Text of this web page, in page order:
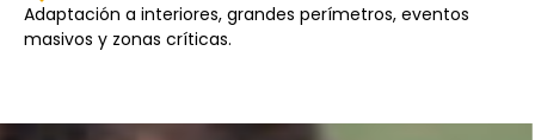
Adaptación a interiores, grandes perímetros, eventos
masivos y zonas críticas.